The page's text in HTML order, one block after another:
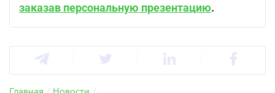
заказав персональную презентацию.
Главная / Новости /